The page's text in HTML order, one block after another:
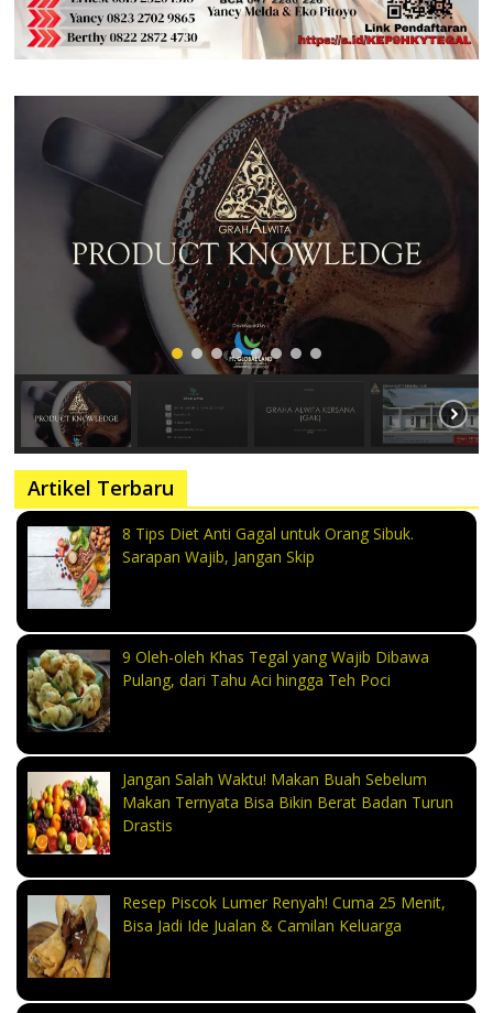
Artikel Terbaru
8 Tips Diet Anti Gagal untuk Orang Sibuk.
Sarapan Wajib, Jangan Skip
9 Oleh-oleh Khas Tegal yang Wajib Dibawa
Pulang, dari Tahu Aci hingga Teh Poci
Jangan Salah Waktu! Makan Buah Sebelum
Makan Ternyata Bisa Bikin Berat Badan Turun
Drastis
Resep Piscok Lumer Renyah! Cuma 25 Menit,
Bisa Jadi Ide Jualan & Camilan Keluarga